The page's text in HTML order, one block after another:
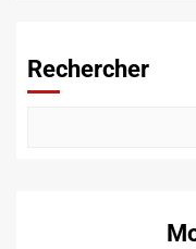
Rechercher